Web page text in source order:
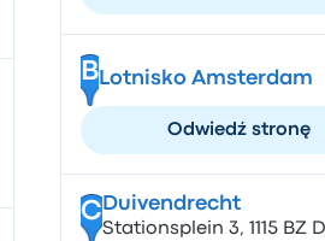
BLotnisko Amsterdam
Odwiedź stronę
CDuivendrecht
Stationsplein 3, 1115 BZ